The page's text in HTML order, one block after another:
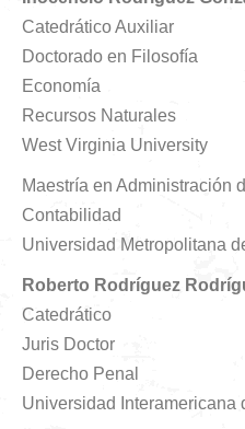
Catedrático Auxiliar
Doctorado en Filosofía
Economía
Recursos Naturales
West Virginia University
Maestría en Administración
Contabilidad
Universidad Metropolitana
Roberto Rodríguez
Catedrático
Juris Doctor
Derecho Penal
Universidad Interamericana